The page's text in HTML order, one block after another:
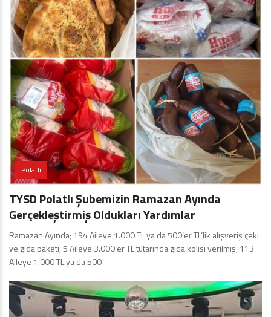
Polatlı
TYSD Polatlı Şubemizin Ramazan Ayında
Gerçekleştirmiş Oldukları Yardımlar
Ramazan Ayında; 194 Aileye 1.000 TL ya da 500’er TL’lik alışveriş çeki
ve gıda paketi, 5 Aileye 3.000’er TL tutarında gıda kolisi verilmiş, 113
Aileye 1.000 TL ya da 500